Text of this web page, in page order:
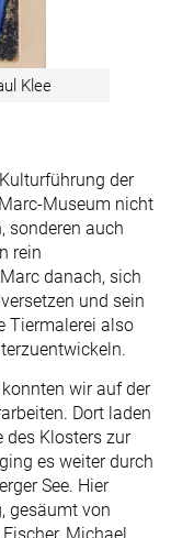
Klee
der
Museum nicht
sonderen auch
rein
danach, sich
und sein
Tiermalerei also
wir auf der
Dort laden
des Klosters zur
es weiter durch
See. Hier
gesäumt von